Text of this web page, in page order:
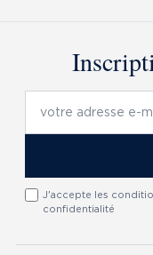
J'accepte les
confidentialité